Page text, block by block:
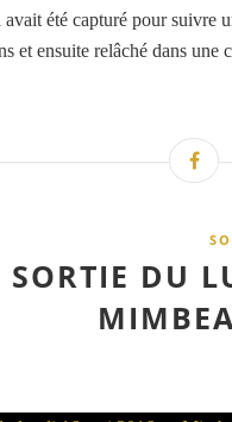
été capturé pour suivre
et ensuite relâché dans une
SORTIE DU